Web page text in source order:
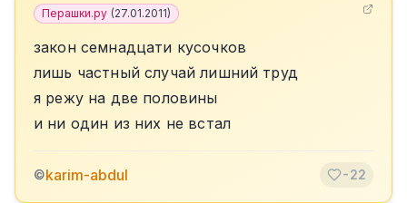
Перашки.ру (27.01.2011)
закон семнадцати кусочков
лишь частный случай лишний труд
я режу на две половины
и ни один из них не встал
©karim-abdul -22